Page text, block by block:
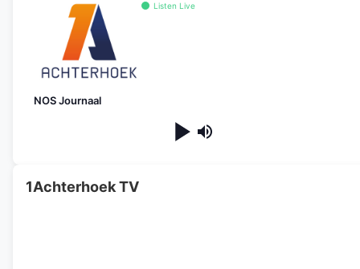
Listen Live
NOS Journaal
1Achterhoek TV